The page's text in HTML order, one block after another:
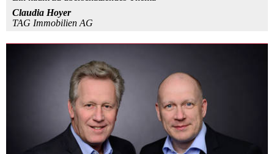
Claudia Hoyer
TAG Immobilien AG